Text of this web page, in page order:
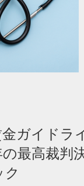
ガイドラ
最高裁判